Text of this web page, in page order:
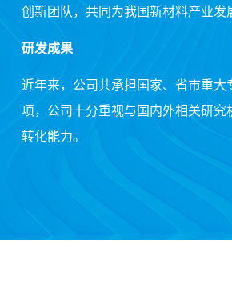
创新团队，共同为我国新材料产业发
研发成果
近年来，公司共承担国家、省市重
项，公司十分重视与国内外相关研
转化能力。